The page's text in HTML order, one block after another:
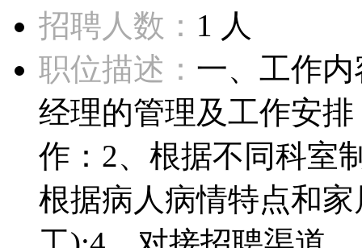
招聘人数： 1 人
职位描述： 一、工作
经理的管理及工作安
作：2、根据不同科室
根据病人病情特点和